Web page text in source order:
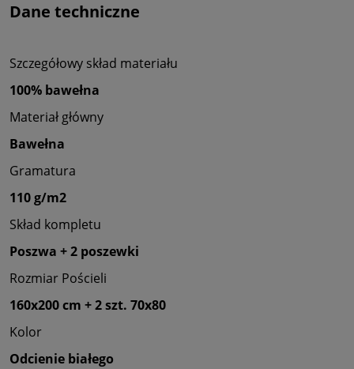
Dane techniczne
Szczegółowy skład materiału
100% bawełna
Materiał główny
Bawełna
Gramatura
110 g/m2
Skład kompletu
Poszwa + 2 poszewki
Rozmiar Pościeli
160x200 cm + 2 szt. 70x80
Kolor
Odcienie białego